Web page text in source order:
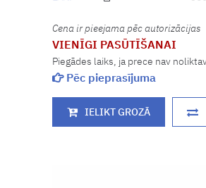
Cena ir pieejama pēc autorizācijas
VIENĪGI PASŪTĪŠANAI
Piegādes laiks, ja prece nav
Pēc pieprasījuma
IELIKT GROZĀ